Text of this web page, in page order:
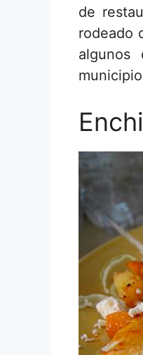
de
rodeado
algunos